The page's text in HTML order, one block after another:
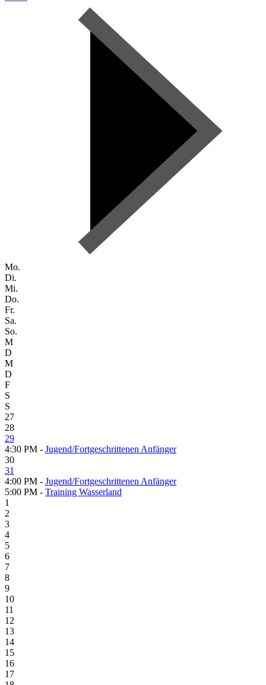
Mo.
Di.
Mi.
Do.
Fr.
Sa.
So.
M
D
M
D
F
S
S
27
28
29
4:30 PM - Jugend/Fortgeschrittenen Anfänger
30
31
4:00 PM - Jugend/Fortgeschrittenen Anfänger
5:00 PM - Training Wasserland
1
2
3
4
5
6
7
8
9
10
11
12
13
14
15
16
17